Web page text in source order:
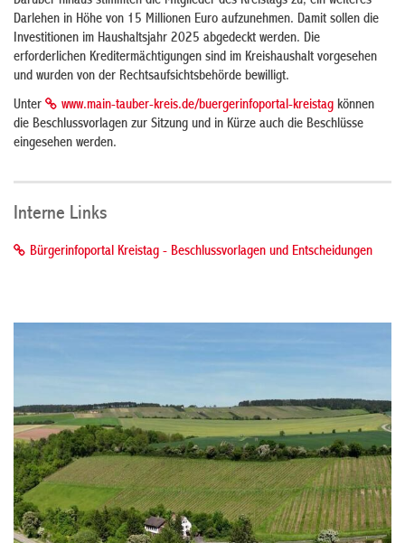
Darlehen in Höhe von 15 Millionen Euro aufzunehmen. Damit sollen die
Investitionen im Haushaltsjahr 2025 abgedeckt werden. Die
erforderlichen Kreditermächtigungen sind im Kreishaushalt vorgesehen
und wurden von der Rechtsaufsichtsbehörde bewilligt.
Unter
www.main-tauber-kreis.de/buergerinfoportal-kreistag können
die Beschlussvorlagen zur Sitzung und in Kürze auch die Beschlüsse
eingesehen werden.
Interne Links
Bürgerinfoportal Kreistag - Beschlussvorlagen und Entscheidungen